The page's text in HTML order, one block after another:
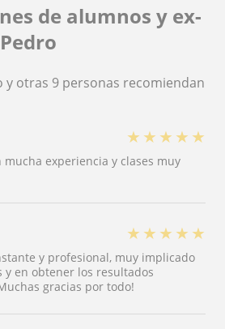
de alumnos y ex-
y otras 9 personas recomiendan
★ ★ ★ ★ ★
mucha experiencia y clases muy
★ ★ ★ ★ ★
y profesional, muy implicado
y en obtener los resultados
gracias por todo!